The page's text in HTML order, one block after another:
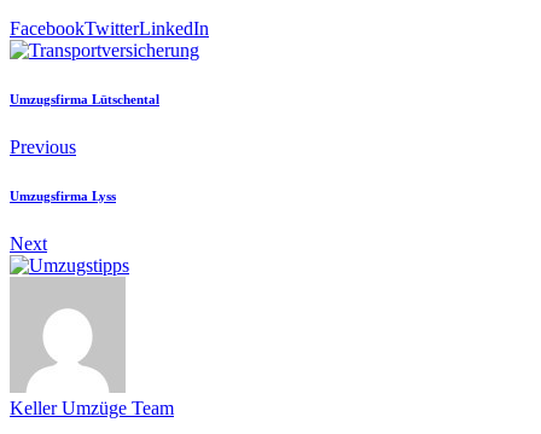
FacebookTwitterLinkedIn
Umzugsfirma Lütschental
Previous
Umzugsfirma Lyss
Next
Keller Umzüge Team